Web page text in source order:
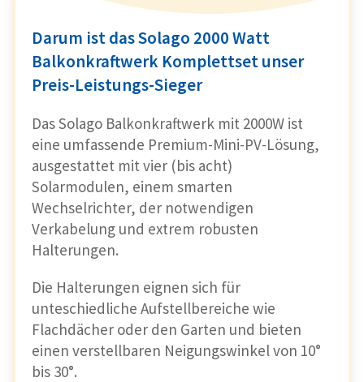
Darum ist das Solago 2000 Watt
Balkonkraftwerk Komplettset unser
Preis-Leistungs-Sieger
Das Solago Balkonkraftwerk mit 2000W ist
eine umfassende Premium-Mini-PV-Lösung,
ausgestattet mit vier (bis acht)
Solarmodulen, einem smarten
Wechselrichter, der notwendigen
Verkabelung und extrem robusten
Halterungen.
Die Halterungen eignen sich für
unteschiedliche Aufstellbereiche wie
Flachdächer oder den Garten und bieten
einen verstellbaren Neigungswinkel von 10°
bis 30°.